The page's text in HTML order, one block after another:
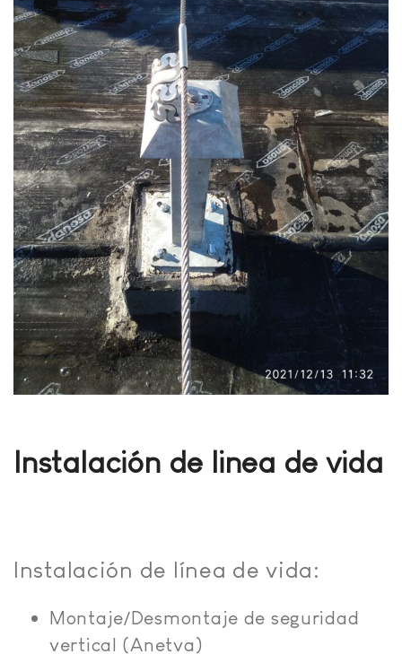
Instalación de linea de vida
Instalación de línea de vida:
Montaje/Desmontaje de seguridad
vertical (Anetva)